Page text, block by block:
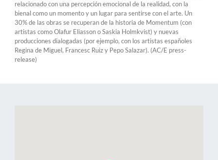
relacionado con una percepción emocional de la realidad, con la
bienal como un momento y un lugar para sentirse con el arte. Un
30% de las obras se recuperan de la historia de Momentum (con
artistas como Olafur Eliasson o Saskia Holmkvist) y nuevas
producciones dialogadas (por ejemplo, con los artistas españoles
Regina de Miguel, Francesc Ruiz y Pepo Salazar). (AC/E press-
release)